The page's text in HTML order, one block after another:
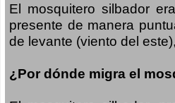
El mosquitero silbador
presente de manera
de levante (viento del
¿Por dónde migra el